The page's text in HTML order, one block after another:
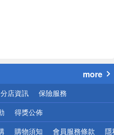
！
more
分店資訊 保險服務
得獎公佈
購物須知 會員服務條款 隱